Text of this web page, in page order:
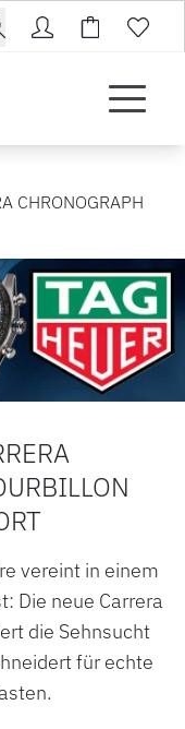
CHRONOGRAPH
vereint in einem
Die neue Carrera
die Sehnsucht
für echte